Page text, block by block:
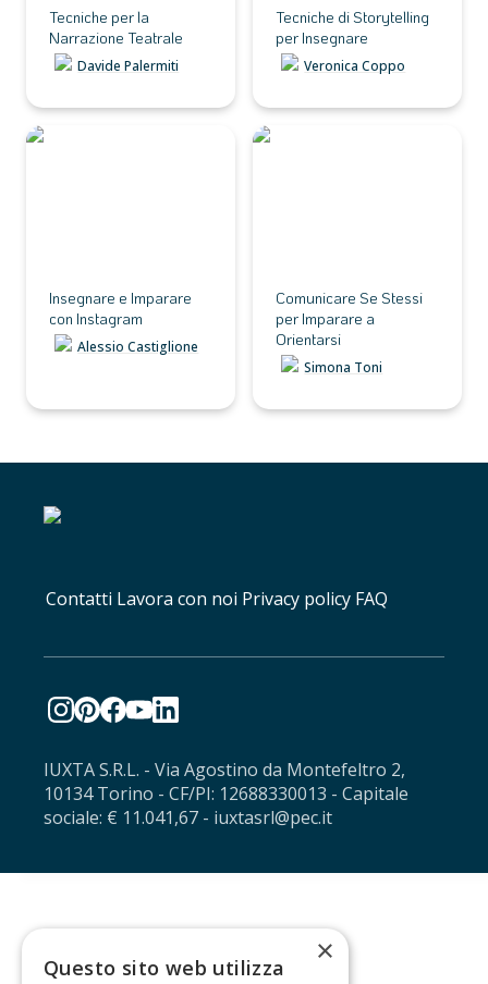
Tecniche per la
Narrazione Teatrale
Davide Palermiti
Tecniche di Storytelling
per Insegnare
Veronica Coppo
Insegnare e Imparare
Insegnare e Imparare
con Instagram
Alessio Castiglione
Comunicare Se Stessi per
Comunicare Se Stessi
per Imparare a
Orientarsi
Simona Toni
Contatti Lavora con noi Privacy policy FAQ
IUXTA S.R.L. - Via Agostino da Montefeltro 2,
10134 Torino - CF/PI: 12688330013 - Capitale
sociale: € 11.041,67 - iuxtasrl@pec.it
×
Questo sito web utilizza